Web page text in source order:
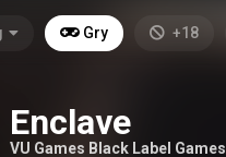
Gry +18
Enclave
VU Games Black Label Games